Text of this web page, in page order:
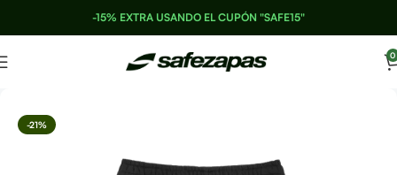
-15% EXTRA USANDO EL CUPÓN "SAFE15"
0
-21%